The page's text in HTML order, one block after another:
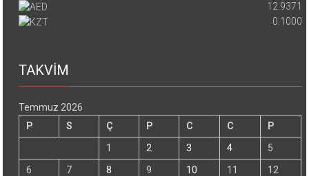
12.9371
0.1000
TAKVİM
Temmuz 2026
P
S Ç P C C
P
1
2 3 4
5
6
7 8 9 10 11
12